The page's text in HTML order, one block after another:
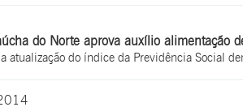
do Norte aprova auxílio alimentação
atualização do índice da Previdência Social